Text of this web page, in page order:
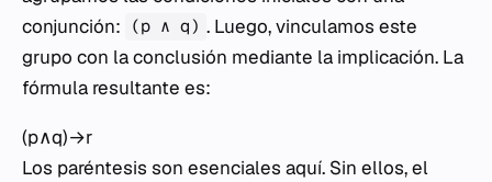
conjunción: (p ∧ q) . Luego, vinculamos este
grupo con la conclusión mediante la implicación. La
fórmula resultante es:
(p∧q)→r
Los paréntesis son esenciales aquí. Sin ellos, el